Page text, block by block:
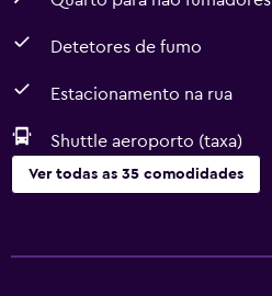
Detetores de fumo
Estacionamento na rua
Shuttle aeroporto (taxa)
Ver todas as 35 comodidades
Wi-Fi gratuito